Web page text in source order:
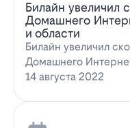
Билайн увеличил
Домашнего
и области
Билайн увеличил
Домашнего
увеличил скорость
14 августа 2022